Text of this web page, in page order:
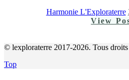
Harmonie L'Exploraterre
View
© lexploraterre 2017-2026. Tous droits
Top